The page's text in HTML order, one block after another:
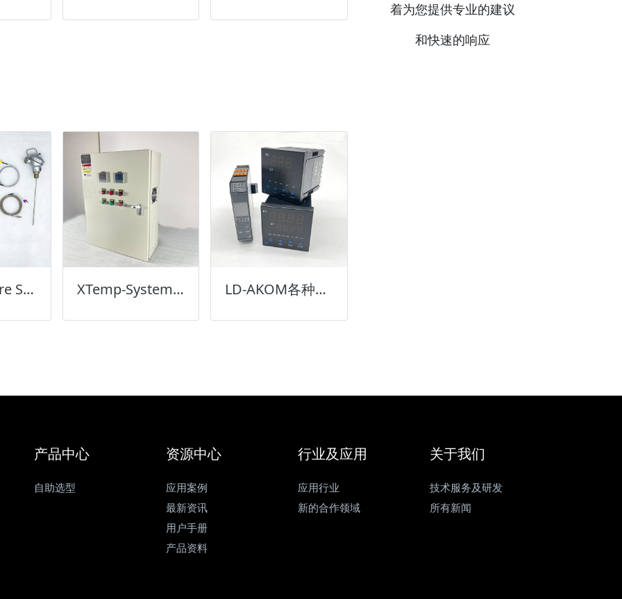
Temperature Sensor温度传感器 XTemp-System热控系统 LD-AKOM各种仪表
着为您提供专业的建议
和快速的响应
产品中心
自助选型
资源中心
应用案例
最新资讯
用户手册
产品资料
行业及应用
应用行业
新的合作领域
关于我们
技术服务及研发
所有新闻